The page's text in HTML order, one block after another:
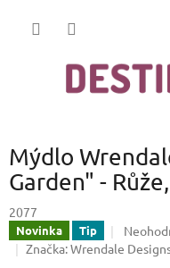
Mýdlo
Garden" -
2077
Novinka Tip
Značka:Wrendale